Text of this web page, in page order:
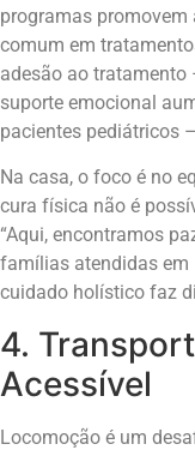
programas
comum em
adesão ao
suporte emocional
pacientes pediátricos
Na casa, o foco é no
cura física não é
“Aqui, encontramos
famílias atendidas em
cuidado holístico faz
4.
Acessível
Locomoção é um